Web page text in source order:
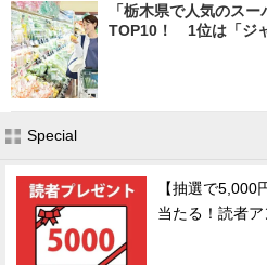
「栃木県で人気のス
TOP10！ 1位は「ジ
Special
【抽選で5,000
当たる！読者